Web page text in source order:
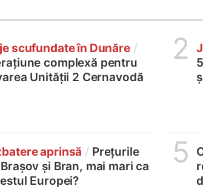
scufundate în Dunăre /
complexă pentru
Unității 2 Cernavodă
2
aprinsă / Prețurile
și Bran, mai mari ca
Europei?
5